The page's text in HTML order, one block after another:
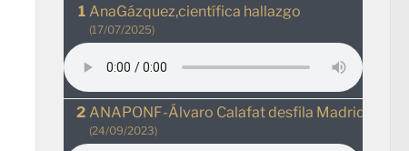
AnaGázquez,científica hallazgo
(17/07/2025)
ANAPONF-Álvaro Calafat desfila MadridRio
(24/09/2023)